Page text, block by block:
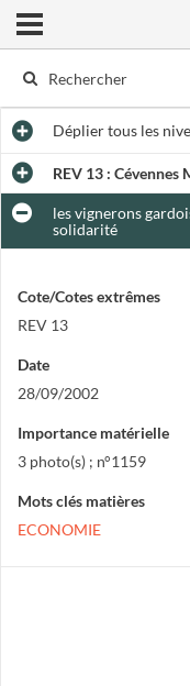
Ouvrir le menu déroulant
Dépliertous les
REV 13 : Cévennes
les vignerons
solidarité
Cote/Cotes extrêmes
REV 13
Date
28/09/2002
Importance matérielle
3 photo(s) ; n°1159
Mots clés matières
ECONOMIE